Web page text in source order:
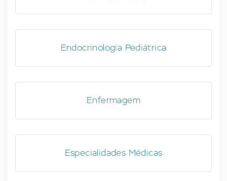
Endocrinologia Pediátrica
Enfermagem
Especialidades Médicas